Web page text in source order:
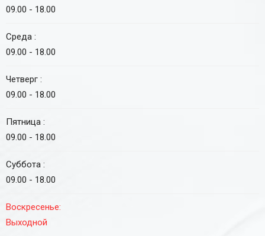
09.00 - 18.00
Среда :
09.00 - 18.00
Четверг :
09.00 - 18.00
Пятница :
09.00 - 18.00
Суббота :
09.00 - 18.00
Воскресенье:
Выходной